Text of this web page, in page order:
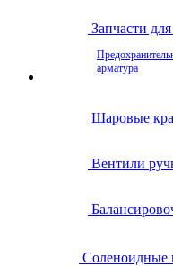
Запчасти
арматура
Шаровые
Вентили
Соленоидные